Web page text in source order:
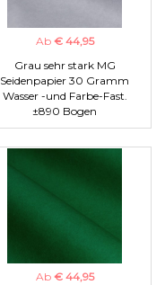
Ab € 44,95
Grau sehr stark MG
Seidenpapier 30 Gramm
Wasser -und Farbe-Fast.
±890 Bogen
Ab € 44,95